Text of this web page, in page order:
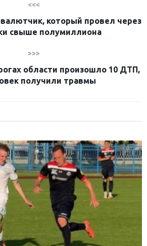
<<<
который провел через
свыше полумиллиона
>>>
области произошло 10 ДТП,
получили травмы